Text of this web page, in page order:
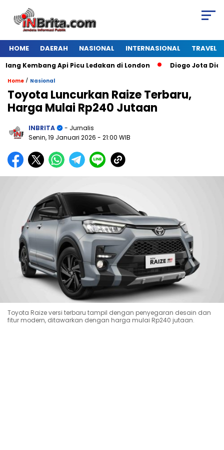
HOME DAERAH NASIONAL INTERNASIONAL TRAVEL
Kembang Api Picu Ledakan di London Diogo Jota Dies in
Home / Nasional
Toyota Luncurkan Raize Terbaru,
Harga Mulai Rp240 Jutaan
INBRITA
- Jurnalis
Senin, 19 Januari 2026 - 21:00 WIB
Toyota Raize versi terbaru tampil dengan penyegaran desain dan
fitur modern, ditawarkan dengan harga mulai Rp240 jutaan.